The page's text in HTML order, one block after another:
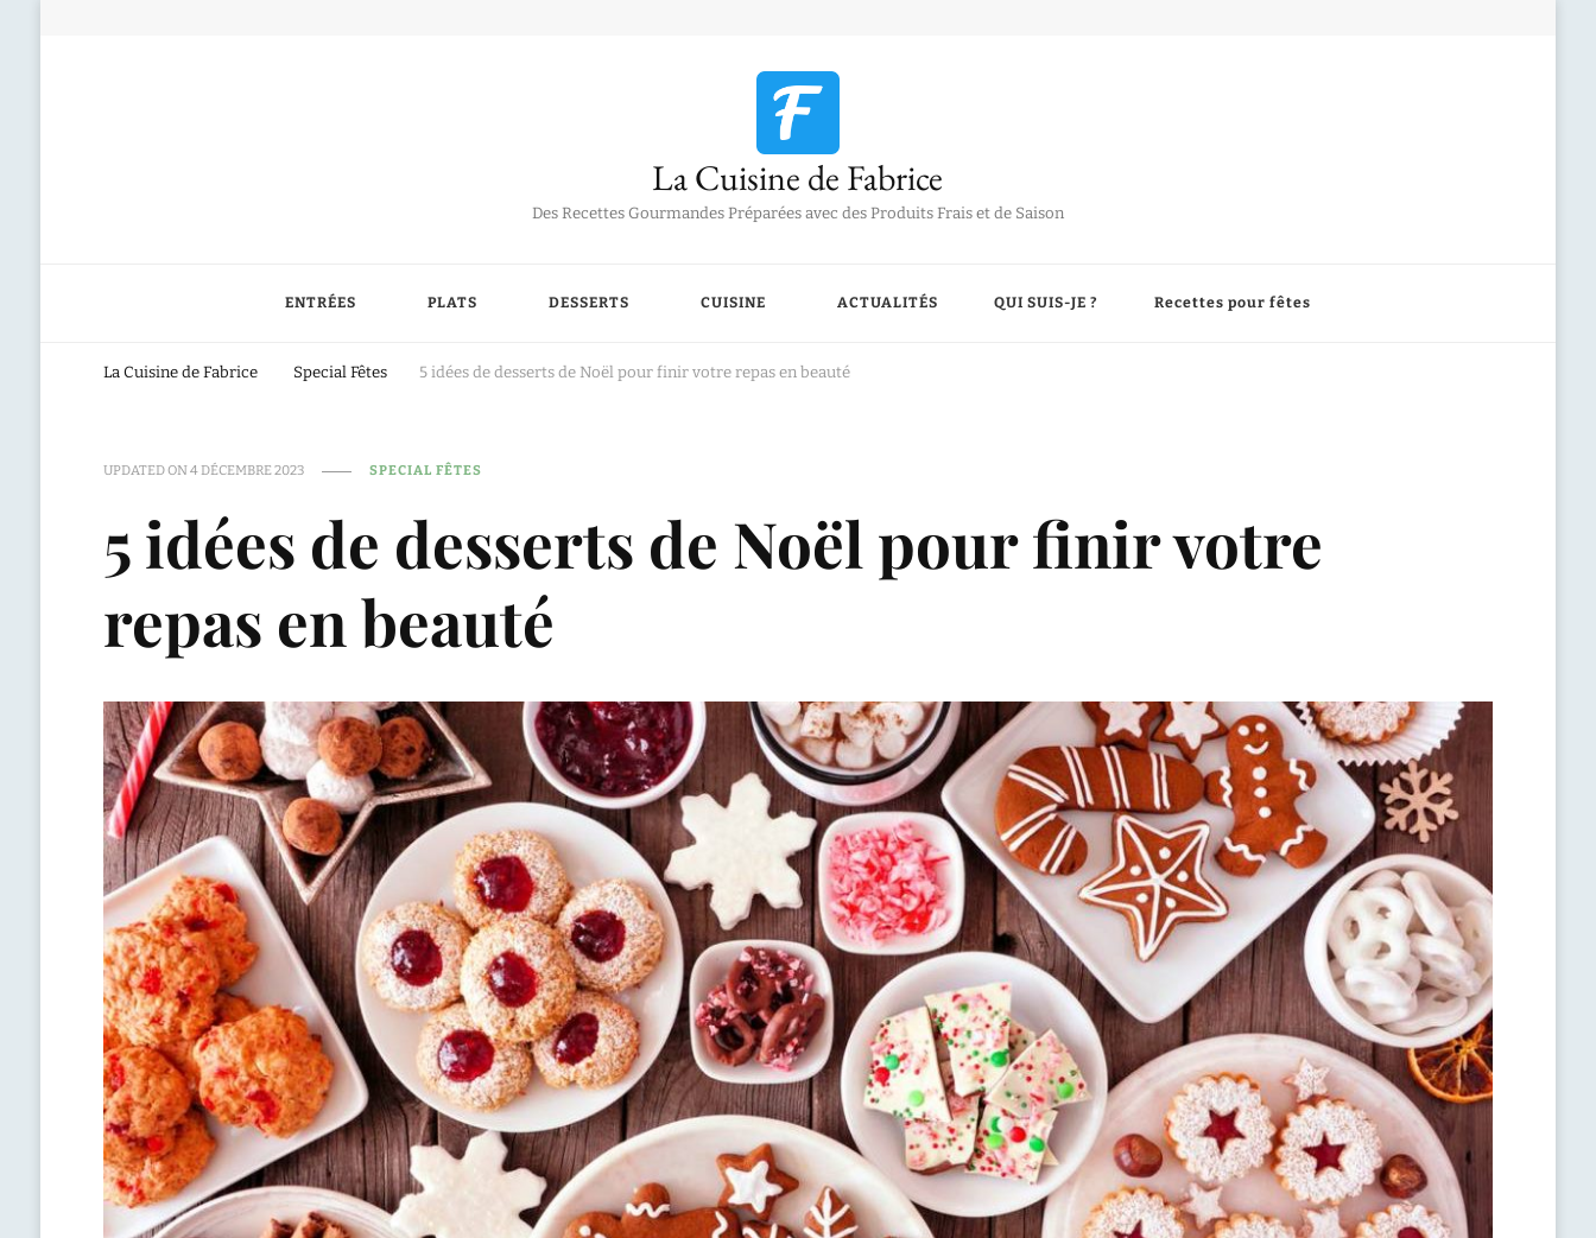
La Cuisine de Fabrice
Des Recettes Gourmandes Préparées avec des Produits Frais et de Saison
ENTRÉES PLATS DESSERTS CUISINE ACTUALITÉS QUI SUIS-JE ? Recettes pour fêtes
La Cuisine de Fabrice Special Fêtes 5 idées de desserts de Noël pour finir votre repas en beauté
UPDATED ON4 DÉCEMBRE 2023 SPECIAL FÊTES
5 idées de desserts de Noël pour finir votre
repas en beauté